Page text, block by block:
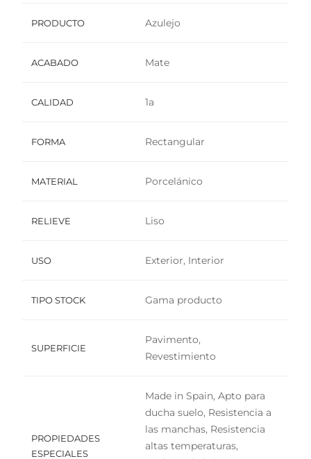
PRODUCTO Azulejo
ACABADO Mate
CALIDAD 1a
FORMA Rectangular
MATERIAL Porcelánico
RELIEVE Liso
USO Exterior, Interior
TIPO STOCK Gama producto
SUPERFICIE
Pavimento,
Revestimiento
PROPIEDADES
ESPECIALES
Made in Spain, Apto para
ducha suelo, Resistencia a
las manchas, Resistencia
altas temperaturas,